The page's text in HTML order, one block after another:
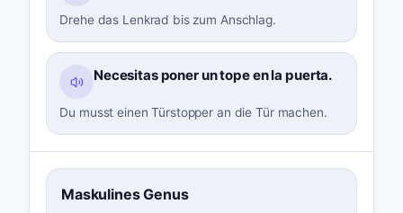
Drehe das Lenkrad bis zum Anschlag.
Necesitas poner un tope en la puerta.
Du musst einen Türstopper an die Tür machen.
Maskulines Genus